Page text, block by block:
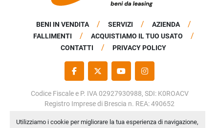
Utilizziamo i cookie per migliorare la tua esperienza di navigazione,
BENI IN VENDITA SERVIZI
AZIENDA
FALLIMENTI
ACQUISTIAMO IL TUO USATO
CONTATTI
PRIVACY POLICY
FACEBOOKTWITTERYOUTUBEINSTAGRAM
Codice Fiscale e P. IVA 02927930988, SDI: K0ROACV
Registro Imprese di Brescia n. REA: 490652